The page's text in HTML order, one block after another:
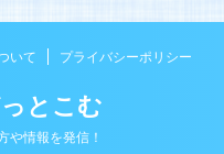
いて プライバシーポリシー
とこむ
や情報を発信！